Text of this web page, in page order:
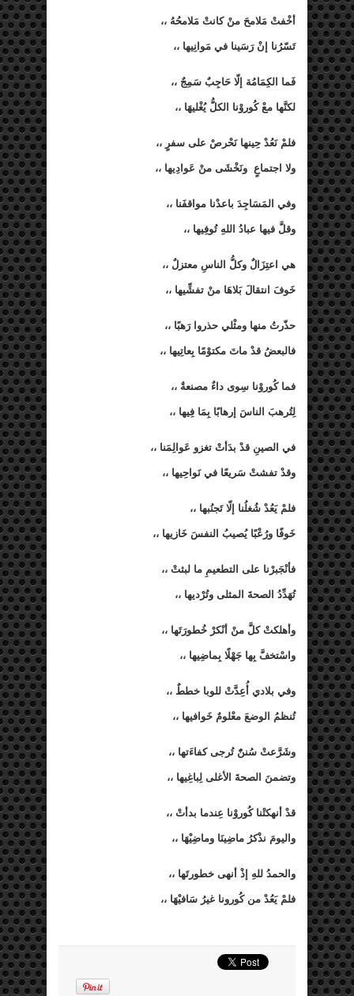
أخْفتْ مَلامحَ منْ كانتْ مَلامحُهُ ،،
تَسّرُنا إنْ رَسَينا في مَوانِيها ،،
فَما الكِمَامُة إلّا حَاجِبٌ سَمِجٌ ،،
لكنَّها معْ كُوروْنا الكلُّ يُغْليهَا ،،
فلمْ نَعُدْ حِينها نَحْرصْ على سفرٍ ،،
ولا اجتماعٍ ونَخْشَى منْ عَوادِيها ،،
وفي المَسَاجِدَ باعدْنا مواقفَنا ،،
وقلَّ فيها عبادُ اللهِ تُوفِيها ،،
هي اعتِزَالٌ وكلُّ الناسِ معتزلٌ ،،
خَوفَ انتقالَ بَلاهَا منْ تفشِّيها ،،
حذّرتُ منها ومثْلي حذروا رَهبًا ،،
فالبعضُ قدْ ماتَ مكتوْمًا بِعاتِيها ،،
فما كُوروْنا سِوى داءٌ مصنعةٌ ،،
لِتُرهبَ الناسَ إرهابًا بِمَا فِيها ،،
في الصينِ قدْ بدَأتْ تغزو عَوالِمَنا ،،
وقدْ تفشتْ سَريعًا في نَواحِيها ،،
فلمْ يَعُدْ شُغلُنا إلّا تَجنُبها ،،
خَوفًا ورُعْبًا يُصيبُ النفسَ خَازيها ،،
فأنْجَبرْنا على التطعيمِ ما لبثتْ ،،
تُهَدِّدُ الصحةَ المثلى وتُرْديها ،،
وأهلكتْ كلَّ منْ أنْكرْ خُطورَتَها ،،
واسْتخفَّ بِها جَهْلًا بِماضِيها ،،
وفي بلادي أُعِدَّتْ للوبا خططٌ ،،
تُنظمُ الوضعَ معْلومٌ خَوافيها ،،
وشَرَّعتْ سُننًٌ تُرجى كفاءَتها ،،
وتضمنَ الصحةَ الأغلى لِباغِيها ،،
قدْ أنهكتْنا كُوروْنا عِندما بدأتْ ،،
واليومَ نذْكرُ ماضِينَا وماضِيْهَا ،،
والحمدُ للهِ إذْ أنهى خطورتَها ،،
فلمْ يَعُدْ من كُورونا غيرُ سَافيْهَا ،،